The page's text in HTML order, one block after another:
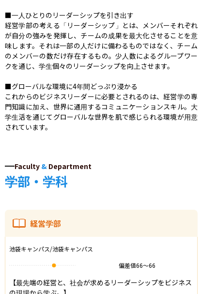
■一人ひとりのリーダーシップを引き出す
経営学部の考える「リーダーシップ」とは、メンバーそれぞれ
が自分の強みを発揮し、チームの成果を最大化させることを意
味します。それは一部の人だけに備わるものではなく、チーム
のメンバーの数だけ存在するもの。少人数によるグループワー
クを通じ、学生個々のリーダーシップを向上させます。
■グローバルな環境に4年間どっぷり浸かる
これからのビジネスリーダーに必要とされるのは、経営学の専
門知識に加え、世界に通用するコミュニケーションスキル。大
学生活を通じてグローバルな世界を肌で感じられる環境が用意
されています。
Faculty & Department
学部・学科
経営学部
池袋キャンパス/池袋キャンパス
偏差値66〜66
【最先端の経営と、社会が求めるリーダーシップをビジネス